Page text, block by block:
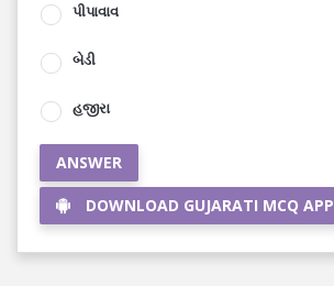
પીપાવાવ
બેડી
હજીરા
ANSWER
DOWNLOAD GUJARATI MCQ APP